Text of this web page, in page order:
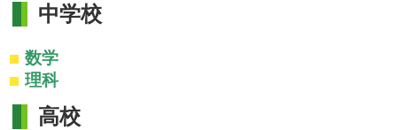
中学校
数学
理科
高校